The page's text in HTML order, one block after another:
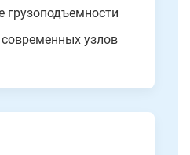
грузоподъемности
узлов